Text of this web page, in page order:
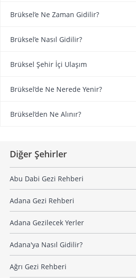
Brüksel’e Ne Zaman Gidilir?
Brüksel’e Nasıl Gidilir?
Brüksel Şehir İçi Ulaşım
Brüksel’de Ne Nerede Yenir?
Brüksel’den Ne Alınır?
Diğer Şehirler
Abu Dabi Gezi Rehberi
Adana Gezi Rehberi
Adana Gezilecek Yerler
Adana'ya Nasıl Gidilir?
Ağrı Gezi Rehberi